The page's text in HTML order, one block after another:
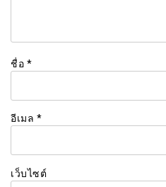
ชื่อ *
อีเมล *
เว็บไซต์